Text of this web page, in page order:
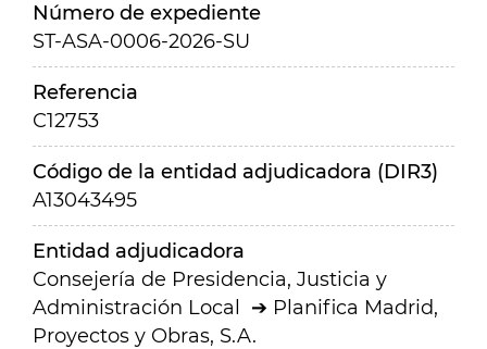
Número de expediente
ST-ASA-0006-2026-SU
Referencia
C12753
Código de la entidad adjudicadora (DIR3)
A13043495
Entidad adjudicadora
Consejería de Presidencia, Justicia y
Administración Local
Planifica Madrid,
Proyectos y Obras, S.A.